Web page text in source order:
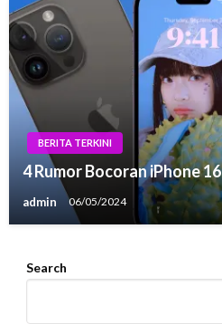
BERITA TERKINI
4 Rumor Bocoran iPhone 16
admin 06/05/2024
Search